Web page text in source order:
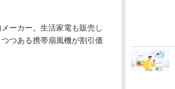
ーカー。生活家電も販売し
つある携帯扇風機が割引価